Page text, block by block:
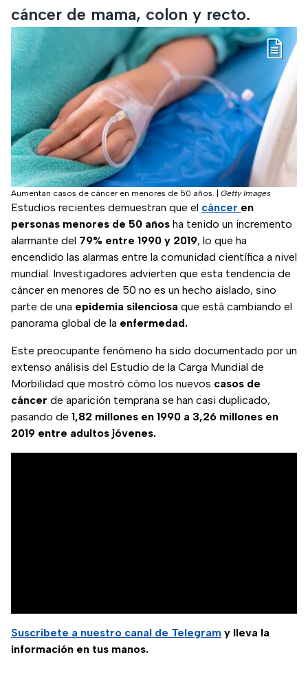
cáncer de mama, colon y recto.
Aumentan casos de cáncer en menores de 50 años. Getty Images
Estudios recientes demuestran que el cáncer en
personas menores de 50 años ha tenido un incremento
alarmante del 79% entre 1990 y 2019, lo que ha
encendido las alarmas entre la comunidad científica a nivel
mundial. Investigadores advierten que esta tendencia de
cáncer en menores de 50 no es un hecho aislado, sino
parte de una epidemia silenciosa que está cambiando el
panorama global de la enfermedad.
Este preocupante fenómeno ha sido documentado por un
extenso análisis del Estudio de la Carga Mundial de
Morbilidad que mostró cómo los nuevos casos de
cáncer de aparición temprana se han casi duplicado,
pasando de 1,82 millones en 1990 a 3,26 millones en
2019 entre adultos jóvenes.
Suscríbete a nuestro canal de Telegram y lleva la
información en tus manos.